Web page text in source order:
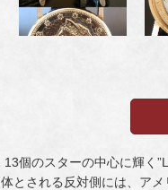
13個のスターの中心に輝く
体とされる反対側には、ア